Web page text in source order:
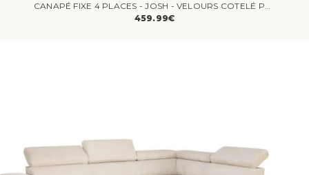
CANAPÉ FIXE 4 PLACES - JOSH - VELOURS COTELÉ PERLE - 241 X 86 X 88 CM
459.99€